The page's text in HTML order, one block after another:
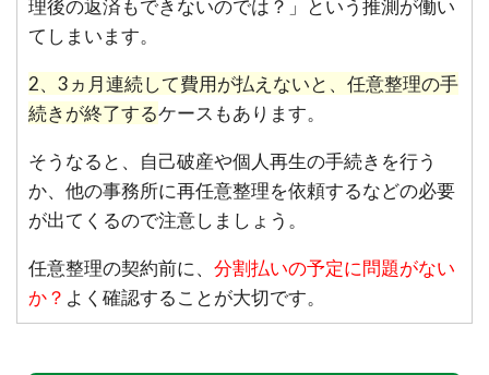
理後の返済もできないのでは？」という推測が働い
てしまいます。
2、3ヵ月連続して費用が払えないと、任意整理の手
続きが終了するケースもあります。
そうなると、自己破産や個人再生の手続きを行う
か、他の事務所に再任意整理を依頼するなどの必要
が出てくるので注意しましょう。
任意整理の契約前に、 分割払いの予定に問題がない
か？ よく確認することが大切です。